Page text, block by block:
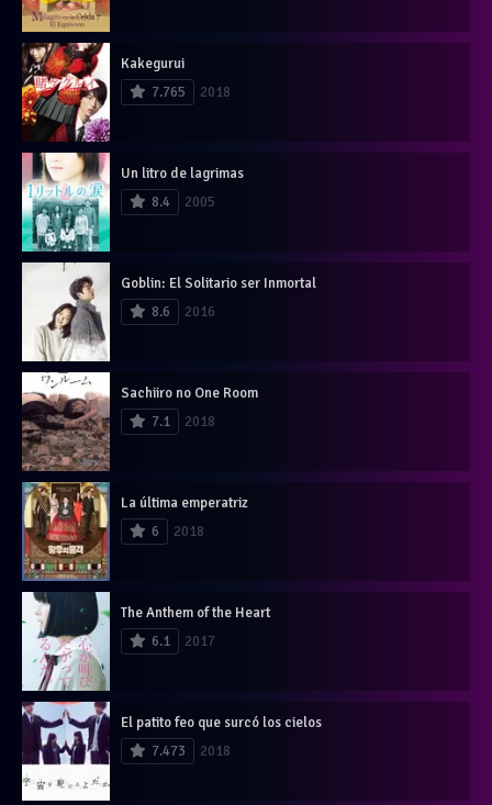
Kakegurui
7.765
2018
Un litro de lagrimas
8.4
2005
Goblin: El Solitario ser Inmortal
8.6
2016
Sachiiro no One Room
7.1
2018
La última emperatriz
6
2018
The Anthem of the Heart
6.1
2017
El patito feo que surcó los cielos
7.473
2018